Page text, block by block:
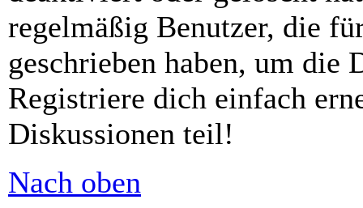
regelmäßig Benutzer, die
geschrieben haben, um die
Registriere dich einfach
Diskussionen teil!
Nach oben